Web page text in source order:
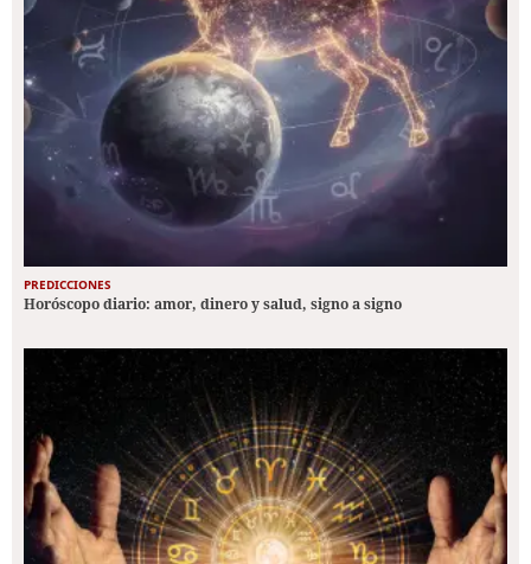
PREDICCIONES
Horóscopo diario: amor, dinero y salud, signo a signo